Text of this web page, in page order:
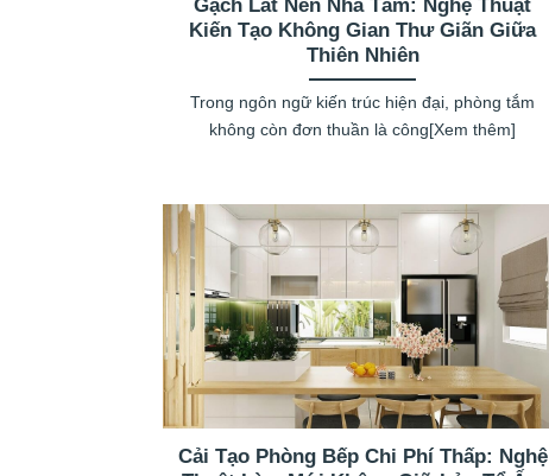
Gạch Lát Nền Nhà Tắm: Nghệ Thuật
Kiến Tạo Không Gian Thư Giãn Giữa
Thiên Nhiên
Trong ngôn ngữ kiến trúc hiện đại, phòng tắm
không còn đơn thuần là công[Xem thêm]
Cải Tạo Phòng Bếp Chi Phí Thấp: Nghệ